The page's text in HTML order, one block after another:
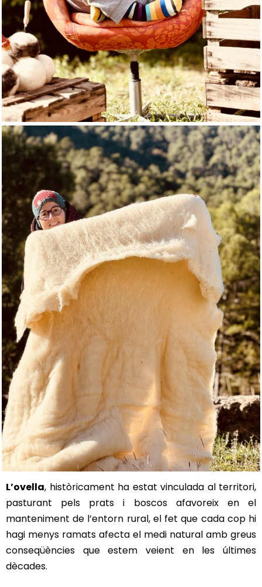
L’ovella, històricament ha estat vinculada al territori,
pasturant pels prats i boscos afavoreix en el
manteniment de l’entorn rural, el fet que cada cop hi
hagi menys ramats afecta el medi natural amb greus
conseqüències que estem veient en les últimes
dècades.